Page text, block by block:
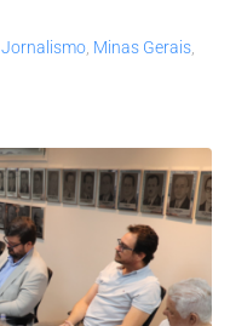
Jornalismo Minas Gerais